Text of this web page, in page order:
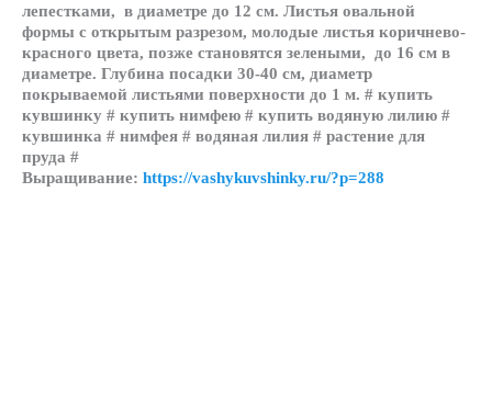
лепестками, в диаметре до 12 см. Листья овальной
формы с открытым разрезом, молодые листья коричнево-
красного цвета, позже становятся зелеными, до 16 см в
диаметре. Глубина посадки 30-40 см, диаметр
покрываемой листьями поверхности до 1 м. # купить
кувшинку # купить нимфею # купить водяную лилию #
кувшинка # нимфея # водяная лилия # растение для
пруда #
Выращивание: https://vashykuvshinky.ru/?p=288